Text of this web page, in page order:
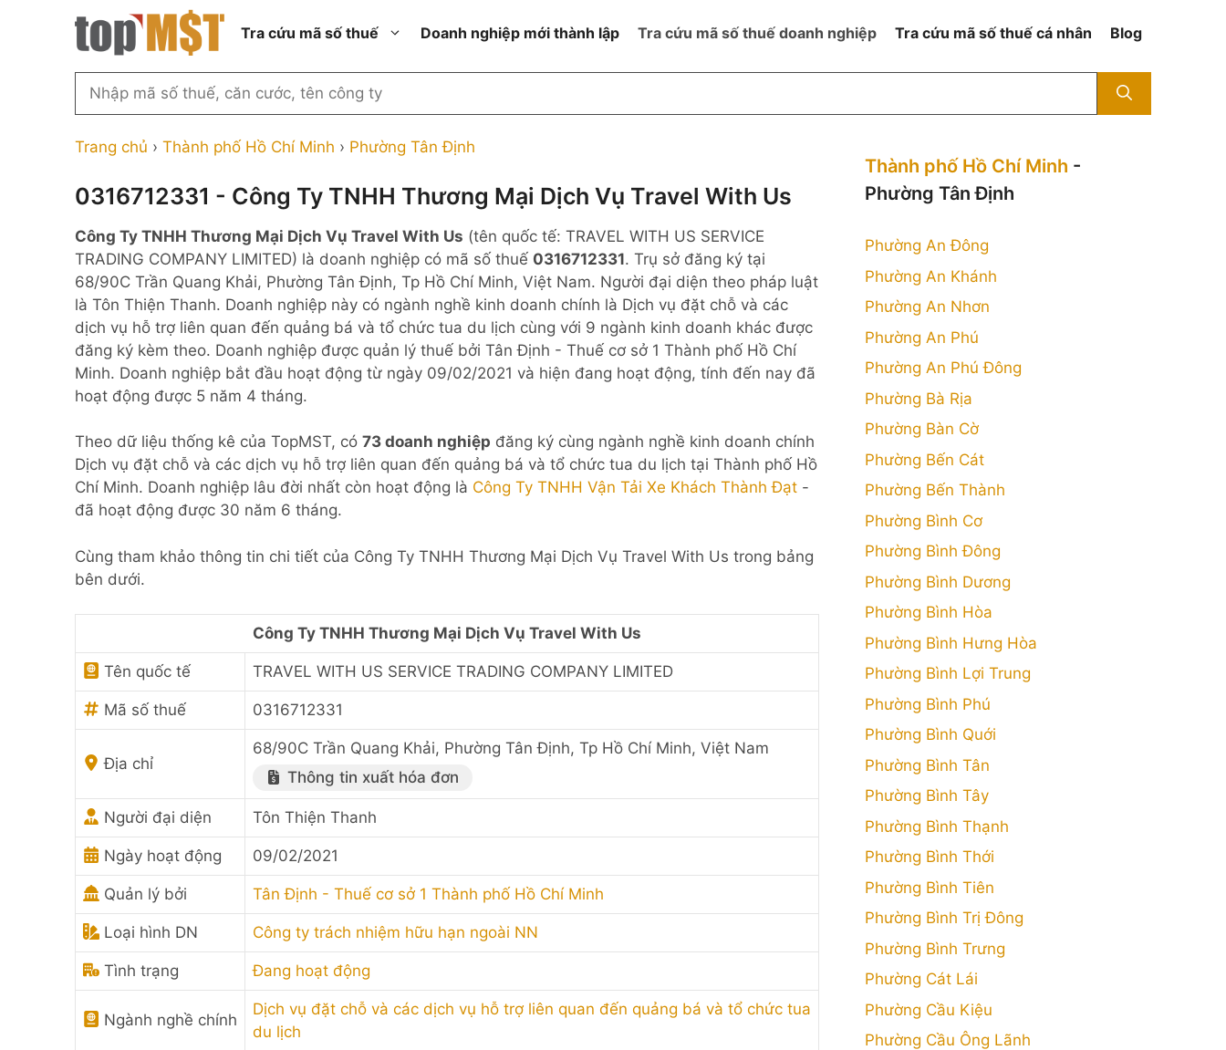
Tra cứu mã số thuế
Thành phố Hồ Chí Minh
Thành phố Hà Nội
Thành phố Đà Nẵng
Thành phố Hải Phòng
Thanh Hóa
Bắc Ninh
Nghệ An
Công ty cổ phần ngoài NN
Công ty hợp doanh
thành viên ngoài NN
thành viên trở lên ngoài NN
Công ty trách nhiệm hữu hạn
ngoài NN
Doanh nghiệp 100% vốn đầu tư
nước ngoài
Hộ kinh doanh cá thể
Nhà nước
Ngừng hoạt động nhưng chưa
hoàn thành thủ tục đóng MST
Không hoạt động tại địa chỉ đã
đăng ký
Doanh nghiệp mới thành lập Tra cứu mã số thuế doanh nghiệp Tra cứu mã số thuế cá nhân Blog
Tìm
theo
công
người
đại
diện
hoặc
mã
số
thuế
...
Trang chủ › Thành phố Hồ Chí Minh › Phường Tân Định
0316712331 - Công Ty TNHH Thương Mại Dịch Vụ Travel With Us
Công Ty TNHH Thương Mại Dịch Vụ Travel With Us (tên quốc tế: TRAVEL WITH US SERVICE
TRADING COMPANY LIMITED) là doanh nghiệp có mã số thuế 0316712331. Trụ sở đăng ký tại
68/90C Trần Quang Khải, Phường Tân Định, Tp Hồ Chí Minh, Việt Nam. Người đại diện theo pháp luật
là Tôn Thiện Thanh. Doanh nghiệp này có ngành nghề kinh doanh chính là Dịch vụ đặt chỗ và các
dịch vụ hỗ trợ liên quan đến quảng bá và tổ chức tua du lịch cùng với 9 ngành kinh doanh khác được
đăng ký kèm theo. Doanh nghiệp được quản lý thuế bởi Tân Định - Thuế cơ sở 1 Thành phố Hồ Chí
Minh. Doanh nghiệp bắt đầu hoạt động từ ngày 09/02/2021 và hiện đang hoạt động, tính đến nay đã
hoạt động được 5 năm 4 tháng.
Theo dữ liệu thống kê của TopMST, có 73 doanh nghiệp đăng ký cùng ngành nghề kinh doanh chính
Dịch vụ đặt chỗ và các dịch vụ hỗ trợ liên quan đến quảng bá và tổ chức tua du lịch tại Thành phố Hồ
Chí Minh. Doanh nghiệp lâu đời nhất còn hoạt động là Công Ty TNHH Vận Tải Xe Khách Thành Đạt -
đã hoạt động được 30 năm 6 tháng.
Cùng tham khảo thông tin chi tiết của Công Ty TNHH Thương Mại Dịch Vụ Travel With Us trong bảng
bên dưới.
Công Ty TNHH Thương Mại Dịch Vụ Travel With Us
Tên quốc tế TRAVEL WITH US SERVICE TRADING COMPANY LIMITED
Mã số thuế 0316712331
Địa chỉ
68/90C Trần Quang Khải, Phường Tân Định, Tp Hồ Chí Minh, Việt Nam
Thông tin xuất hóa đơn
Người đại diện Tôn Thiện Thanh
Ngày hoạt động 09/02/2021
Quản lý bởi Tân Định - Thuế cơ sở 1 Thành phố Hồ Chí Minh
Loại hình DN Công ty trách nhiệm hữu hạn ngoài NN
Tình trạng Đang hoạt động
Ngành nghề chính
Dịch vụ đặt chỗ và các dịch vụ hỗ trợ liên quan đến quảng bá và tổ chức tua
du lịch
Thành phố Hồ Chí Minh -
Phường Tân Định
Phường An Đông
Phường An Khánh
Phường An Nhơn
Phường An Phú
Phường An Phú Đông
Phường Bà Rịa
Phường Bàn Cờ
Phường Bến Cát
Phường Bến Thành
Phường Bình Cơ
Phường Bình Đông
Phường Bình Dương
Phường Bình Hòa
Phường Bình Hưng Hòa
Phường Bình Lợi Trung
Phường Bình Phú
Phường Bình Quới
Phường Bình Tân
Phường Bình Tây
Phường Bình Thạnh
Phường Bình Thới
Phường Bình Tiên
Phường Bình Trị Đông
Phường Bình Trưng
Phường Cát Lái
Phường Cầu Kiệu
Phường Cầu Ông Lãnh